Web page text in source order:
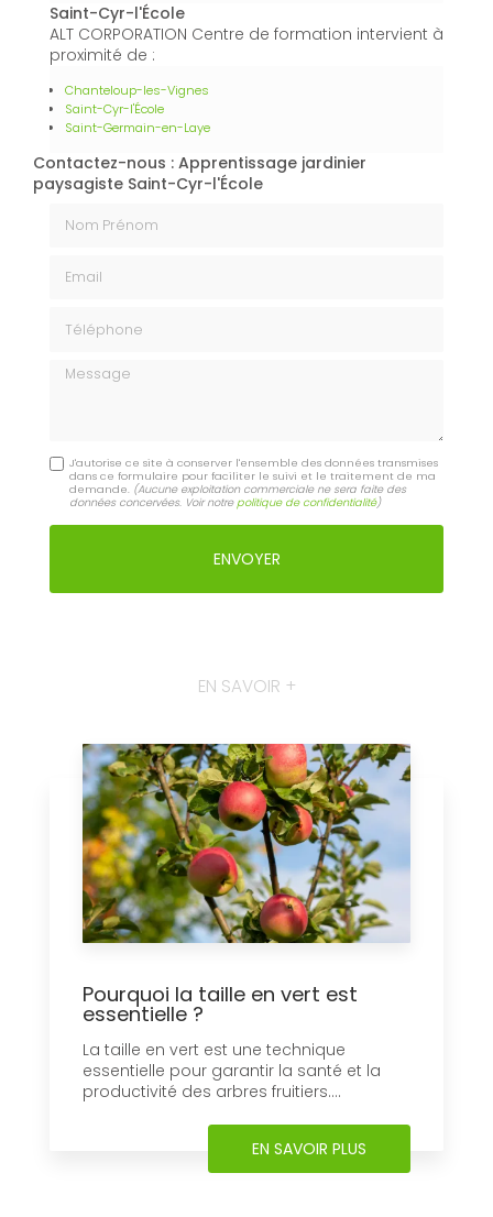
Saint-Cyr-l'École
ALT CORPORATION Centre de formation intervient à
proximité de :
Chanteloup-les-Vignes
Saint-Cyr-l'École
Saint-Germain-en-Laye
Contactez-nous : Apprentissage jardinier
paysagiste Saint-Cyr-l'École
Message
J'autorise ce site à conserver l'ensemble des données transmises
dans ce formulaire pour faciliter le suivi et le traitement de ma
demande. (Aucune exploitation commerciale ne sera faite des
données concervées. Voir notrepolitique de confidentialité)
EN SAVOIR +
Pourquoi la taille en vert est
essentielle ?
La taille en vert est une technique
essentielle pour garantir la santé et la
productivité des arbres fruitiers....
EN SAVOIR PLUS